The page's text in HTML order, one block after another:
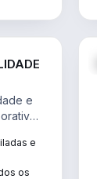
e
e
os